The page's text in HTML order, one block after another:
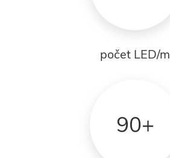
počet LED/m
90+